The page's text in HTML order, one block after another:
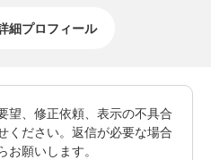
細プロフィール
望、修正依頼、表示の不具合
ください。返信が必要な場合
お願いします。